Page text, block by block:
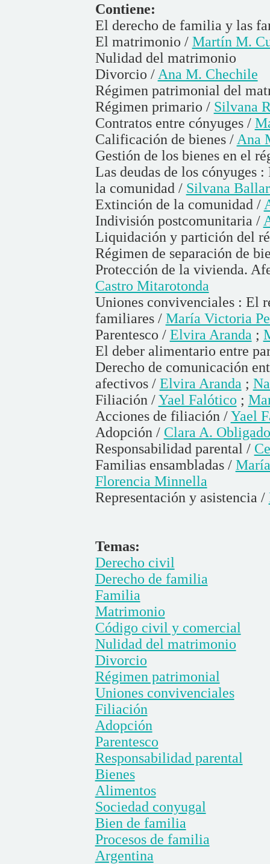
Contiene:
El derecho de familia y las
El matrimonio / Martín M.
Nulidad del matrimonio
Divorcio / Ana M. Chechile
Régimen patrimonial del
Régimen primario / Silvana
Contratos entre cónyuges /
Calificación de bienes / Ana
Gestión de los bienes en el
Las deudas de los cónyuges
la comunidad / Silvana
Extinción de la comunidad /
Indivisión postcomunitaria /
Liquidación y partición del
Régimen de separación de
Protección de la vivienda.
Castro Mitarotonda
Uniones convivenciales : El
familiares / María Victoria
Parentesco / Elvira Aranda ;
El deber alimentario entre
Derecho de comunicación
afectivos / Elvira Aranda ;
Filiación /Yael Falótico ;
Acciones de filiación /Yael
Adopción / Clara A. Obligado
Responsabilidad parental /
Familias ensambladas /
Florencia Minnella
Representación y asistencia /
Temas:
Derecho civil
Derecho de familia
Familia
Matrimonio
Código civil y comercial
Nulidad del matrimonio
Divorcio
Régimen patrimonial
Uniones convivenciales
Filiación
Adopción
Parentesco
Responsabilidad parental
Bienes
Alimentos
Sociedad conyugal
Bien de familia
Procesos de familia
Argentina